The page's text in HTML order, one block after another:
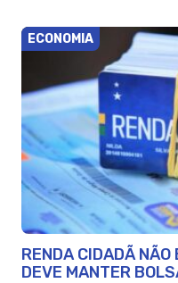
ECONOMIA
RENDA CIDADÃ NÃO
DEVE MANTER